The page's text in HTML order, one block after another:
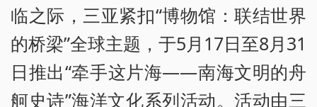
临之际，三亚紧扣“博物馆：联结世界
的桥梁”全球主题，于5月17日至8月31
日推出“牵手这片海——南海文明的舟
舸史诗”海洋文化系列活动。活动由三